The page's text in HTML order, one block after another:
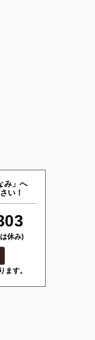
み」へ
い！
休み)
ます。